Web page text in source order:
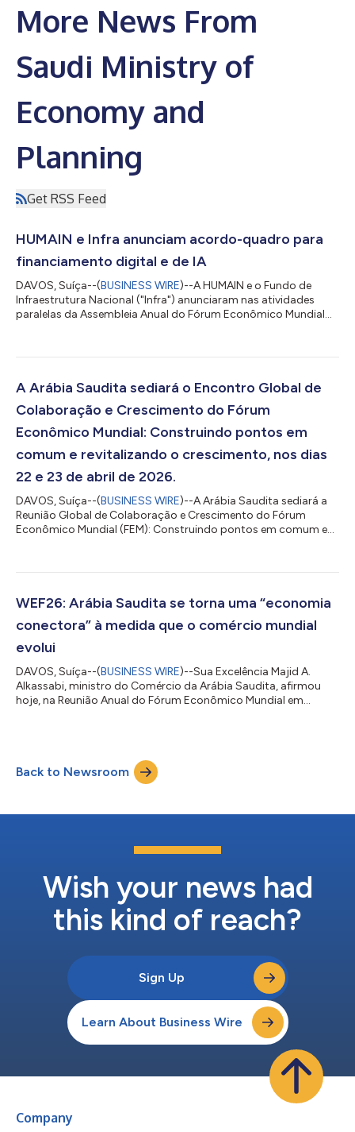
More News From
Saudi Ministry of
Economy and
Planning
Get RSS Feed
HUMAIN e Infra anunciam acordo-quadro para
financiamento digital e de IA
DAVOS, Suíça--(BUSINESS WIRE)--A HUMAIN e o Fundo de
Infraestrutura Nacional ("Infra") anunciaram nas atividades
paralelas da Assembleia Anual do Fórum Econômico Mundial
bilhões para apoiar a expansão de projetos de infraestrutura
estabelece termos de financiamento não vinculativos para o
A Arábia Saudita sediará o Encontro Global de
Colaboração e Crescimento do Fórum
Econômico Mundial: Construindo pontos em
comum e revitalizando o crescimento, nos dias
22 e 23 de abril de 2026.
DAVOS, Suíça--(BUSINESS WIRE)--A Arábia Saudita sediará a
Reunião Global de Colaboração e Crescimento do Fórum
Econômico Mundial (FEM): Construindo pontos em comum e
Reunião Anual do Fórum, em Davos, Suíça. Sua Excelência Faisal
Saudita, confirmou hoje os detalhes da reunião regular de alto
WEF26: Arábia Saudita se torna uma “economia
conectora” à medida que o comércio mundial
evolui
DAVOS, Suíça--(BUSINESS WIRE)--Sua Excelência Majid A.
Alkassabi, ministro do Comércio da Arábia Saudita, afirmou
hoje, na Reunião Anual do Fórum Econômico Mundial em
observou: “O comércio atual está claramente a transitar de um
modelo de comércio justo para um modelo de comércio mais
gerido e regulado por regras. Para nós,...
Back to Newsroom
Wish your news had
this kind of reach?
Sign Up
Learn About Business Wire
Company